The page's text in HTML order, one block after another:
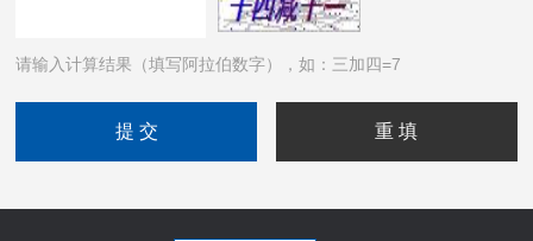
请输入计算结果（填写阿拉伯数字），如：三加四=7